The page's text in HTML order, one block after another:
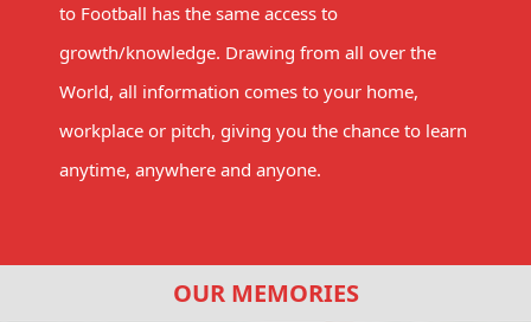
to Football has the same access to
growth/knowledge. Drawing from all over the
World, all information comes to your home,
workplace or pitch, giving you the chance to learn
anytime, anywhere and anyone.
OUR MEMORIES